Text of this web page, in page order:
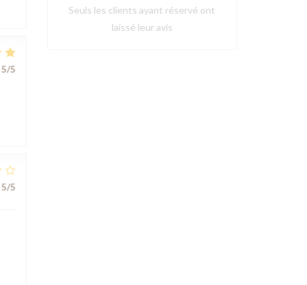
5/5
5/5
Seuls les clients ayant réservé ont
laissé leur avis